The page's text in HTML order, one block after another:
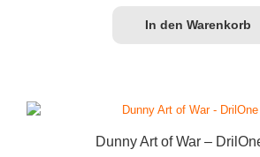
In den Warenkorb
Dunny Art of War –